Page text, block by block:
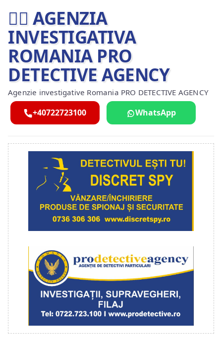
🕵️‍♂ AGENZIA
INVESTIGATIVA
ROMANIA PRO
DETECTIVE AGENCY
Agenzie investigative Romania PRO DETECTIVE AGENCY
+40722723100 WhatsApp